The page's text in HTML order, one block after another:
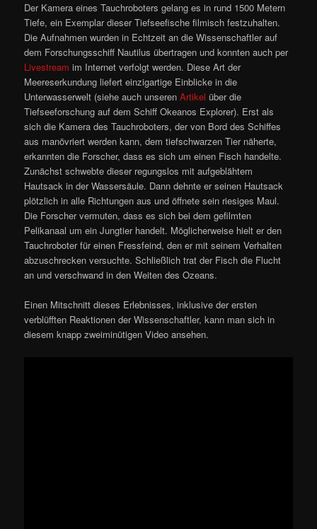
Der Kamera eines Tauchroboters gelang es in rund 1500 Metern
Tiefe, ein Exemplar dieser Tiefseefische filmisch festzuhalten.
Die Aufnahmen wurden in Echtzeit an die Wissenschaftler auf
dem Forschungsschiff Nautilus übertragen und konnten auch per
Livestream im Internet verfolgt werden. Diese Art der
Meereserkundung liefert einzigartige Einblicke in die
Unterwasserwelt (siehe auch unserenArtikel über die
Tiefseeforschung auf dem Schiff Okeanos Explorer). Erst als
sich die Kamera des Tauchroboters, der von Bord des Schiffes
aus manövriert werden kann, dem tiefschwarzen Tier näherte,
erkannten die Forscher, dass es sich um einen Fisch handelte.
Zunächst schwebte dieser regungslos mit aufgeblähtem
Hautsack in der Wassersäule. Dann dehnte er seinen Hautsack
plötzlich in alle Richtungen aus und öffnete sein riesiges Maul.
Die Forscher vermuten, dass es sich bei dem gefilmten
Pelikanaal um ein Jungtier handelt. Möglicherweise hielt er den
Tauchroboter für einen Fressfeind, den er mit seinem Verhalten
abzuschrecken versuchte. Schließlich trat der Fisch die Flucht
an und verschwand in den Weiten des Ozeans.
Einen Mitschnitt dieses Erlebnisses, inklusive der ersten
verblüfften Reaktionen der Wissenschaftler, kann man sich in
diesem knapp zweiminütigen Video ansehen.